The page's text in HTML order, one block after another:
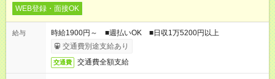
WEB登録・面接OK
給与
時給1900円～ ■週払いOK ■日収1万5200円以上
交通費別途支給あり
交通費 交通費全額支給